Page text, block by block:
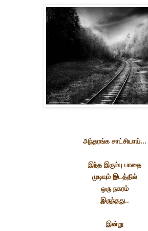
அந்தரங்க சாட்சியாய்...
இந்த இரும்பு பாதை
முடியும் இடத்தில்
ஒரு நகரம்
இருந்தது..
இன்று